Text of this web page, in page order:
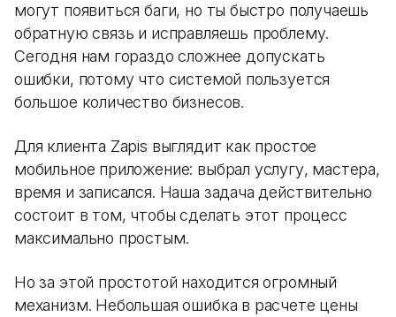
могут появиться баги, но ты быстро получаешь
обратную связь и исправляешь проблему.
Сегодня нам гораздо сложнее допускать
ошибки, потому что системой пользуется
большое количество бизнесов.
Для клиента Zapis выглядит как простое
мобильное приложение: выбрал услугу, мастера,
время и записался. Наша задача действительно
состоит в том, чтобы сделать этот процесс
максимально простым.
Но за этой простотой находится огромный
механизм. Небольшая ошибка в расчете цены